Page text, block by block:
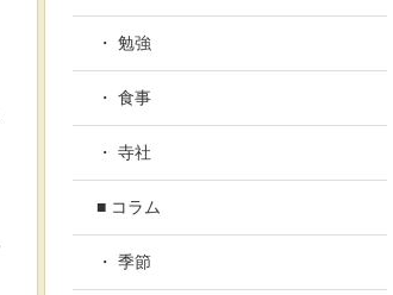
・ 勉強
・ 食事
・ 寺社
■ コラム
・ 季節